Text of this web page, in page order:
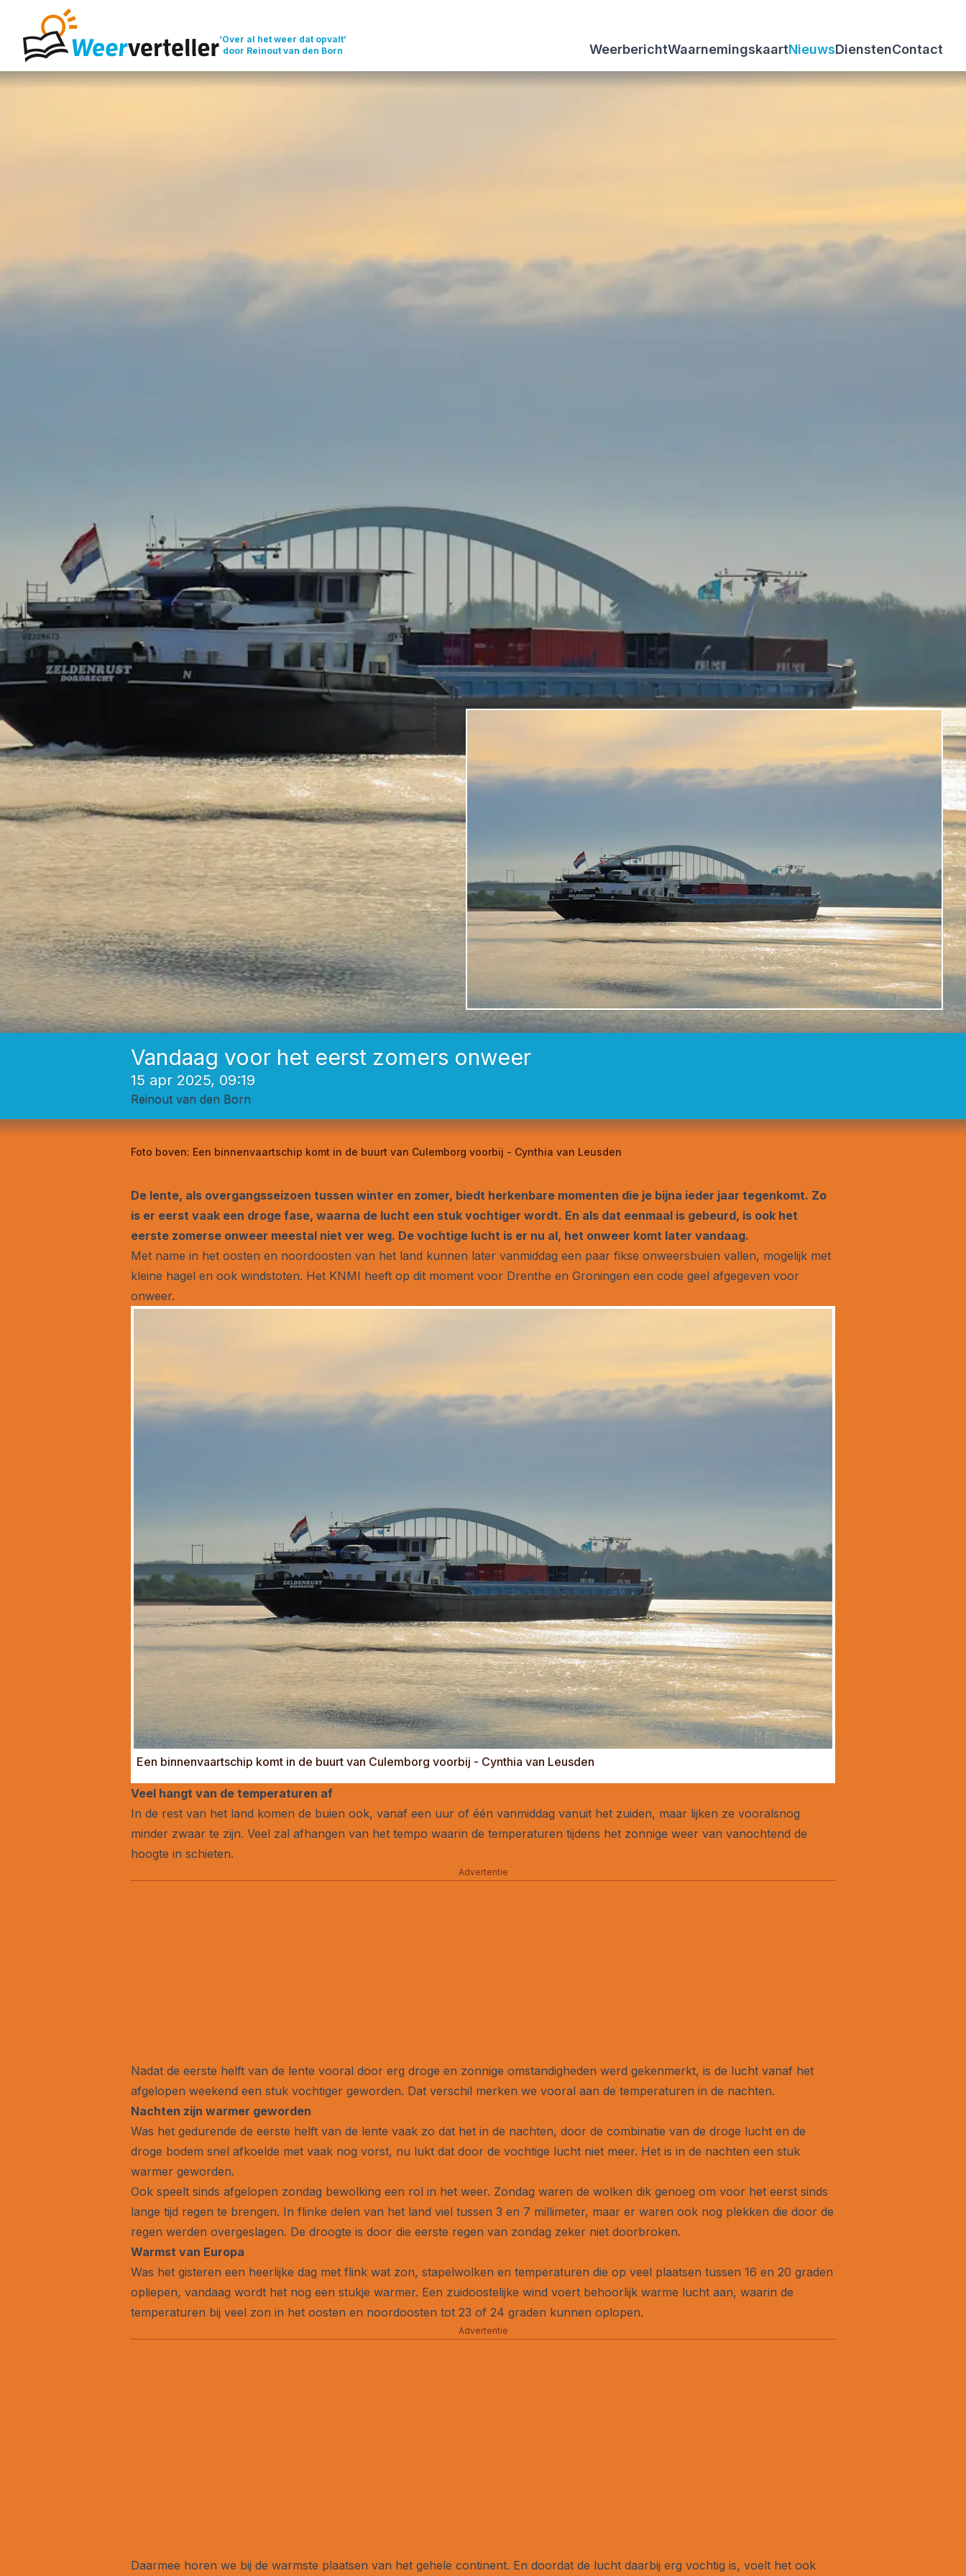
‘Over al het weer dat opvalt’
door Reinout van den Born
WeerberichtWaarnemingskaartNieuwsDienstenContact
Vandaag voor het eerst zomers onweer
15 apr 2025, 09:19
Reinout van den Born
Foto boven: Een binnenvaartschip komt in de buurt van Culemborg voorbij - Cynthia van Leusden
De lente, als overgangsseizoen tussen winter en zomer, biedt herkenbare momenten die je bijna ieder jaar tegenkomt. Zo
is er eerst vaak een droge fase, waarna de lucht een stuk vochtiger wordt. En als dat eenmaal is gebeurd, is ook het
eerste zomerse onweer meestal niet ver weg. De vochtige lucht is er nu al, het onweer komt later vandaag.
Met name in het oosten en noordoosten van het land kunnen later vanmiddag een paar fikse onweersbuien vallen, mogelijk met
kleine hagel en ook windstoten. Het KNMI heeft op dit moment voor Drenthe en Groningen een code geel afgegeven voor
onweer.
Een binnenvaartschip komt in de buurt van Culemborg voorbij - Cynthia van Leusden
Veel hangt van de temperaturen af
In de rest van het land komen de buien ook, vanaf een uur of één vanmiddag vanuit het zuiden, maar lijken ze vooralsnog
minder zwaar te zijn. Veel zal afhangen van het tempo waarin de temperaturen tijdens het zonnige weer van vanochtend de
hoogte in schieten.
Advertentie
Nadat de eerste helft van de lente vooral door erg droge en zonnige omstandigheden werd gekenmerkt, is de lucht vanaf het
afgelopen weekend een stuk vochtiger geworden. Dat verschil merken we vooral aan de temperaturen in de nachten.
Nachten zijn warmer geworden
Was het gedurende de eerste helft van de lente vaak zo dat het in de nachten, door de combinatie van de droge lucht en de
droge bodem snel afkoelde met vaak nog vorst, nu lukt dat door de vochtige lucht niet meer. Het is in de nachten een stuk
warmer geworden.
Ook speelt sinds afgelopen zondag bewolking een rol in het weer. Zondag waren de wolken dik genoeg om voor het eerst sinds
lange tijd regen te brengen. In flinke delen van het land viel tussen 3 en 7 millimeter, maar er waren ook nog plekken die door de
regen werden overgeslagen. De droogte is door die eerste regen van zondag zeker niet doorbroken.
Warmst van Europa
Was het gisteren een heerlijke dag met flink wat zon, stapelwolken en temperaturen die op veel plaatsen tussen 16 en 20 graden
opliepen, vandaag wordt het nog een stukje warmer. Een zuidoostelijke wind voert behoorlijk warme lucht aan, waarin de
temperaturen bij veel zon in het oosten en noordoosten tot 23 of 24 graden kunnen oplopen.
Advertentie
Daarmee horen we bij de warmste plaatsen van het gehele continent. En doordat de lucht daarbij erg vochtig is, voelt het ook